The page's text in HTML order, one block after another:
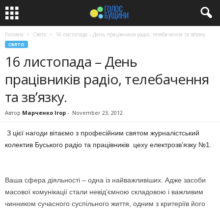
Головна Свято 16 листопада – День працівників радіо, телебачення та зв’язку.
СВЯТО
16 листопада – День
працівників радіо, телебачення
та зв’язку.
Автор Марченко Ігор - November 23, 2012
З цієї нагоди вітаємо з професійним святом журналістський
колектив Буського радіо та працівників цеху електрозв’язку №1.
Ваша сфера діяльності – одна із найважливіших. Адже засоби
масової комунікації стали невід’ємною складовою і важливим
чинником сучасного суспільного життя, одним з критеріїв його